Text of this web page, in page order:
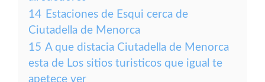
14 Estaciones de Esqui cerca de
Ciutadella de Menorca
15 A que distacia Ciutadella de Menorca
esta de Los sitios turisticos que igual te
apetece ver